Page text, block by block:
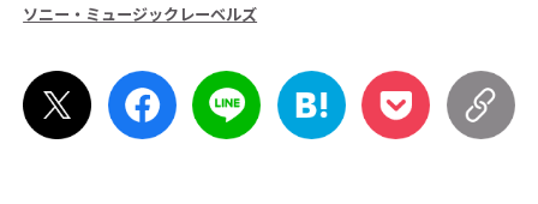
ソニー・ミュージックレーベルズ